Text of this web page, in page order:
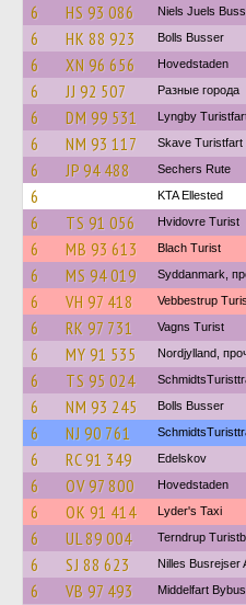
6 HS 93 086 Niels Juels
6 HK 88 923 Bolls Busser
6 XN 96 656 Hovedstaden
6 JJ 92 507 Разные города
6 DM 99 531 Lyngby
6 NM 93 117 Skave Turistfart
6 JP 94 488 Sechers Rute
6 KTA Ellested
6 TS 91 056 Hvidovre Turist
6 MB 93 613 Blach Turist
6 MS 94 019 Syddanmark,
6 VH 97 418 Vebbestrup
6 RK 97 731 Vagns Turist
6 MY 91 535 Nordjylland,
6 TS 95 024
6 NM 93 245 Bolls Busser
6 NJ 90 761
6 RC 91 349 Edelskov
6 OV 97 800 Hovedstaden
6 OK 91 414 Lyder's Taxi
6 UL 89 004 Terndrup
6 SJ 88 623 Nilles Busrejser
6 VB 97 493 Middelfart